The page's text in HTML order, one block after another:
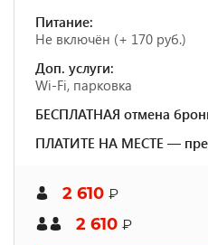
Питание:
Не включён (+ 170 руб.)
Доп. услуги:
Wi-Fi, парковка
БЕСПЛАТНАЯ отмена
ПЛАТИТЕ НА МЕСТЕ —
2 610 ₽
2 610 ₽